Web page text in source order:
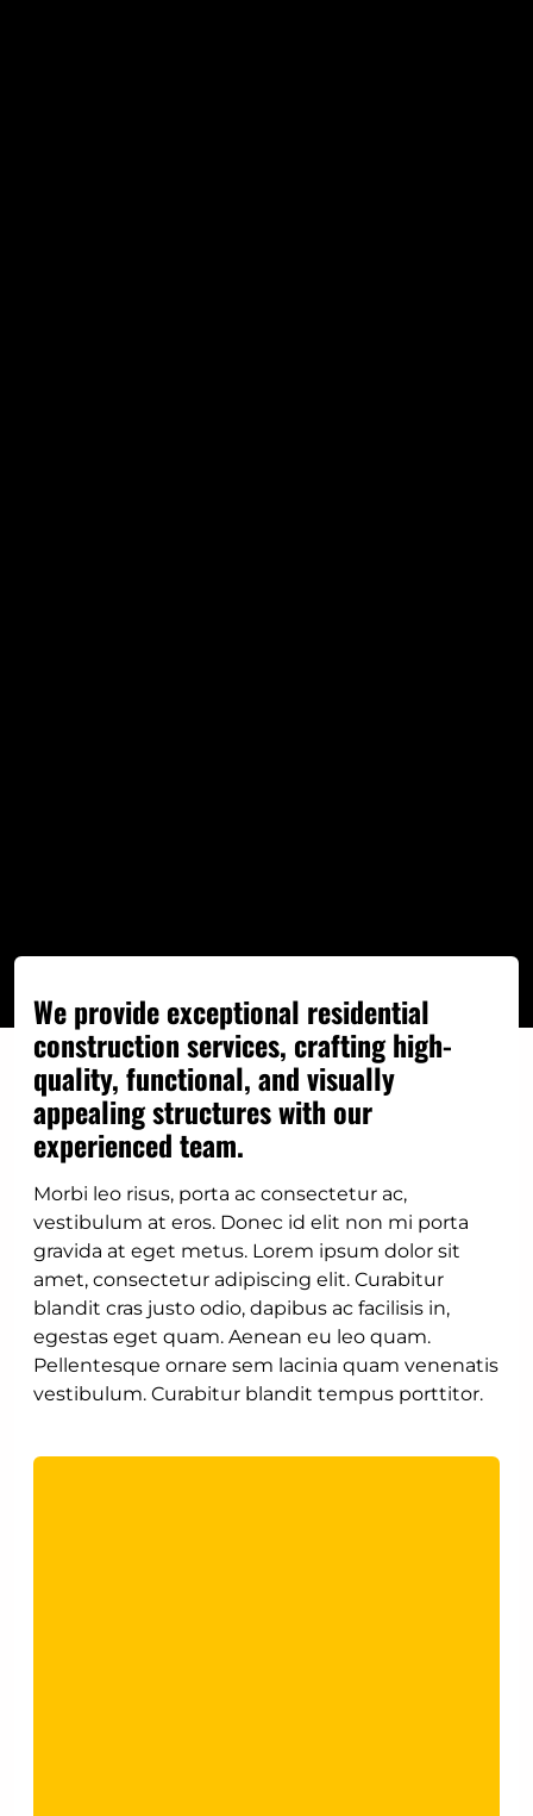
We provide exceptional residential
construction services, crafting high-
quality, functional, and visually
appealing structures with our
experienced team.
Morbi leo risus, porta ac consectetur ac,
vestibulum at eros. Donec id elit non mi porta
gravida at eget metus. Lorem ipsum dolor sit
amet, consectetur adipiscing elit. Curabitur
blandit cras justo odio, dapibus ac facilisis in,
egestas eget quam. Aenean eu leo quam.
Pellentesque ornare sem lacinia quam venenatis
vestibulum. Curabitur blandit tempus porttitor.